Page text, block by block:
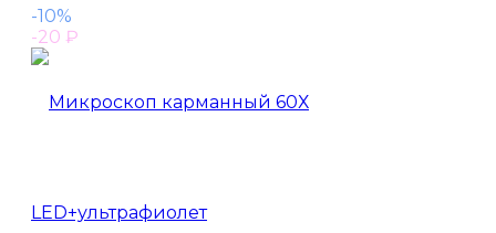
-10%
-20 ₽